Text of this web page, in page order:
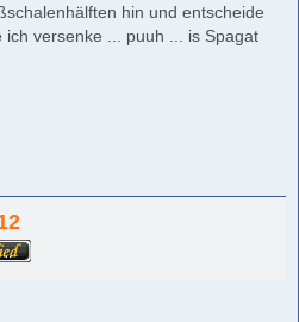
hin und entscheide
versenke ... puuh ... is Spagat